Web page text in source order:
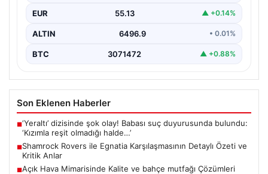
bir…
EUR 55.13 ▲ +0.14%
ALTIN 6496.9 • 0.01%
BTC 3071472 ▲ +0.88%
Son Eklenen Haberler
■‘Yeraltı’ dizisinde şok olay! Babası suç duyurusunda bulundu:
‘Kızımla reşit olmadığı halde…’
■Shamrock Rovers ile Egnatia Karşılaşmasının Detaylı Özeti ve
Kritik Anlar
■Açık Hava Mimarisinde Kalite ve bahçe mutfağı Çözümleri